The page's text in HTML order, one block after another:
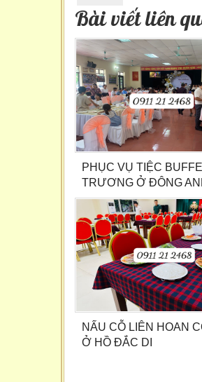
Bài viết liên
PHỤC VỤ TIỆC
TRƯƠNG Ở ĐÔNG
NẤU CỖ LIÊN HOAN
Ở HỒ ĐẮC DI